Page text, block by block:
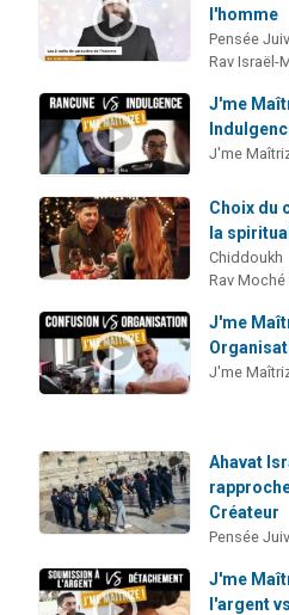
l'homme
Pensée
Rav Israël-
J'me
J'me
Choix du
la
Chiddoukh
Rav Moché
J'me
J'me
Ahavat
Créateur
Pensée
J'me
l'argent